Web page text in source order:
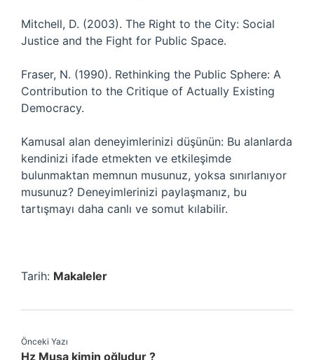
Mitchell, D. (2003). The Right to the City: Social
Justice and the Fight for Public Space.
Fraser, N. (1990). Rethinking the Public Sphere: A
Contribution to the Critique of Actually Existing
Democracy.
Kamusal alan deneyimlerinizi düşünün: Bu alanlarda
kendinizi ifade etmekten ve etkileşimde
bulunmaktan memnun musunuz, yoksa sınırlanıyor
musunuz? Deneyimlerinizi paylaşmanız, bu
tartışmayı daha canlı ve somut kılabilir.
Tarih: Makaleler
Önceki Yazı
Hz Musa kimin oğludur ?